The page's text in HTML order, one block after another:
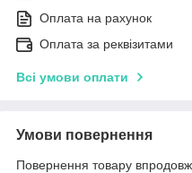
Оплата на рахунок
Оплата за реквізитами
Всі умови оплати
Умови повернення
Повернення товару